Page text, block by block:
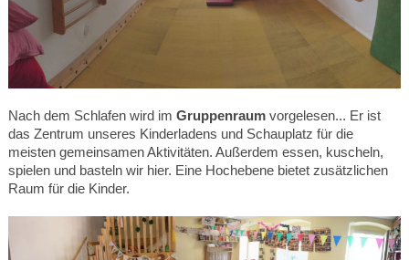
Nach dem Schlafen wird im Gruppenraum vorgelesen... Er ist
das Zentrum unseres Kinderladens und Schauplatz für die
meisten gemeinsamen Aktivitäten. Außerdem essen, kuscheln,
spielen und basteln wir hier. Eine Hochebene bietet zusätzlichen
Raum für die Kinder.